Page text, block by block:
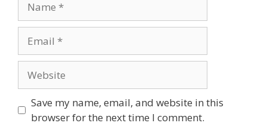
Save my name, email, and website in this
browser for the next time I comment.